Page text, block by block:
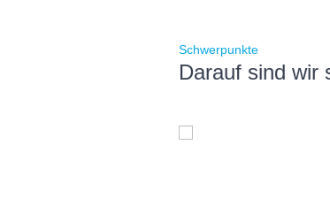
Schwerpunkte
Darauf sind wir